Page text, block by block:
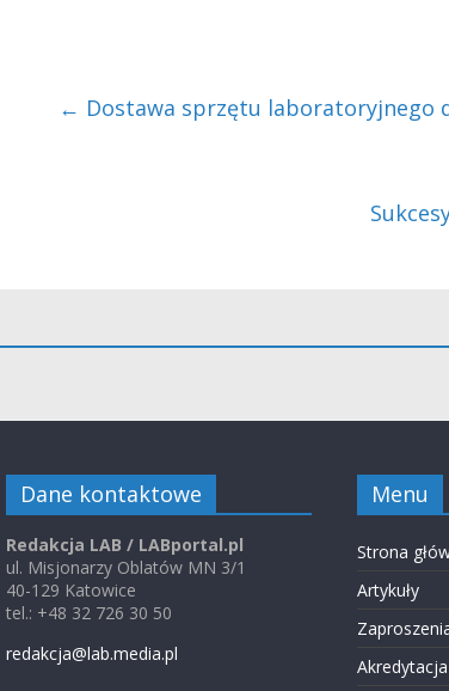
← Dostawa sprzętu laboratoryjnego
Dane kontaktowe
Redakcja LAB / LABportal.pl
ul. Misjonarzy Oblatów MN 3/1
40-129 Katowice
tel.: +48 32 726 30 50
redakcja@lab.media.pl
Menu
Strona
Artykuły
Akredytacja